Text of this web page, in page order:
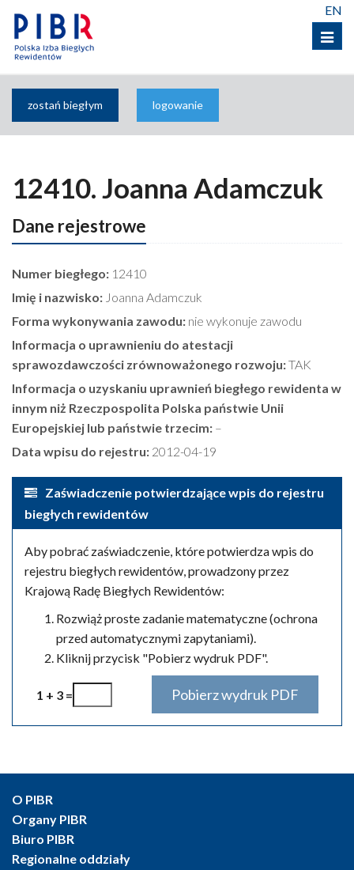
Menu
EN
zostań biegłym logowanie
12410. Joanna Adamczuk
Dane rejestrowe
Numer biegłego: 12410
Imię i nazwisko: Joanna Adamczuk
Forma wykonywania zawodu: nie wykonuje zawodu
Informacja o uprawnieniu do atestacji
sprawozdawczości zrównoważonego rozwoju:TAK
Informacja o uzyskaniu uprawnień biegłego rewidenta w
innym niż Rzeczpospolita Polska państwie Unii
Europejskiej lub państwie trzecim: –
Data wpisu do rejestru: 2012-04-19
Zaświadczenie potwierdzające wpis do rejestru
biegłych rewidentów
Aby pobrać zaświadczenie, które potwierdza wpis do
rejestru biegłych rewidentów, prowadzony przez
Krajową Radę Biegłych Rewidentów:
Rozwiąż proste zadanie matematyczne (ochrona
przed automatycznymi zapytaniami).
Kliknij przycisk "Pobierz wydruk PDF".
1 + 3 =
O PIBR
Organy PIBR
Biuro PIBR
Regionalne oddziały